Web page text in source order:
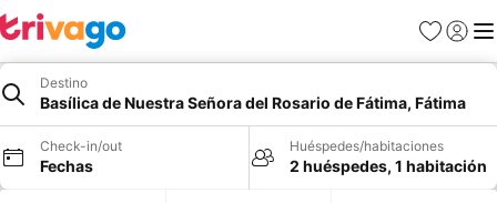
Favoritos
Iniciar
Destino
Basílica de Nuestra Señora del Rosario de Fátima, Fátima
Check-in/out
Fechas
Huéspedes/habitaciones
2 huéspedes, 1 habitación